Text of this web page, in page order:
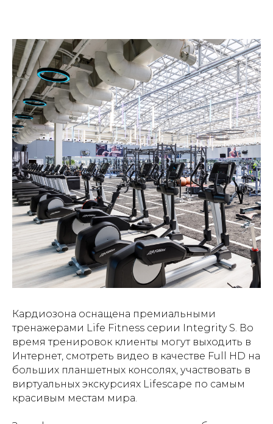
Кардиозона оснащена премиальными
тренажерами Life Fitness серии Integrity S. Во
время тренировок клиенты могут выходить в
Интернет, смотреть видео в качестве Full HD на
больших планшетных консолях, участвовать в
виртуальных экскурсиях Lifescape по самым
красивым местам мира.